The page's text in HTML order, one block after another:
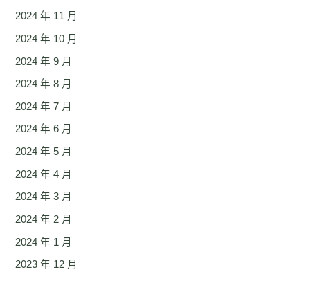
2024 年 11 月
2024 年 10 月
2024 年 9 月
2024 年 8 月
2024 年 7 月
2024 年 6 月
2024 年 5 月
2024 年 4 月
2024 年 3 月
2024 年 2 月
2024 年 1 月
2023 年 12 月